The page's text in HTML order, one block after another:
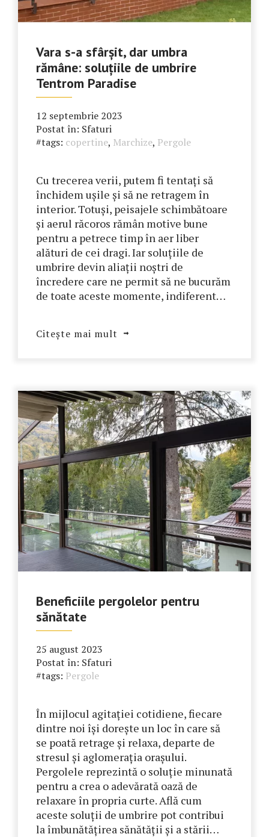
Vara s-a sfârșit, dar umbra
rămâne: soluțiile de umbrire
Tentrom Paradise
12 septembrie 2023
Postat în: Sfaturi
#tags: copertine, Marchize, Pergole
Cu trecerea verii, putem fi tentați să
închidem ușile și să ne retragem în
interior. Totuși, peisajele schimbătoare
și aerul răcoros rămân motive bune
pentru a petrece timp în aer liber
alături de cei dragi. Iar soluțiile de
umbrire devin aliații noștri de
încredere care ne permit să ne bucurăm
de toate aceste momente, indiferent…
Citește mai mult
Beneficiile pergolelor pentru
sănătate
25 august 2023
Postat în: Sfaturi
#tags: Pergole
În mijlocul agitației cotidiene, fiecare
dintre noi își dorește un loc în care să
se poată retrage și relaxa, departe de
stresul și aglomerația orașului.
Pergolele reprezintă o soluție minunată
pentru a crea o adevărată oază de
relaxare în propria curte. Află cum
aceste soluții de umbrire pot contribui
la îmbunătățirea sănătății și a stării…